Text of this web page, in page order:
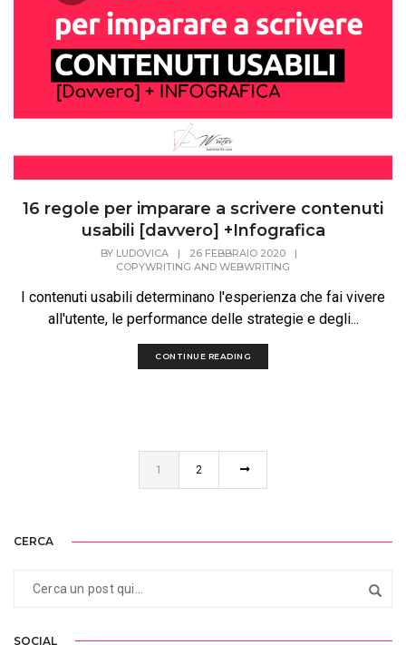
16 regole per imparare a scrivere contenuti
usabili [davvero] +Infografica
BY LUDOVICA | 26 FEBBRAIO 2020
|
COPYWRITING AND WEBWRITING
I contenuti usabili determinano l'esperienza che fai vivere
all'utente, le performance delle strategie e degli...
CONTINUE READING
1 2
CERCA
SOCIAL